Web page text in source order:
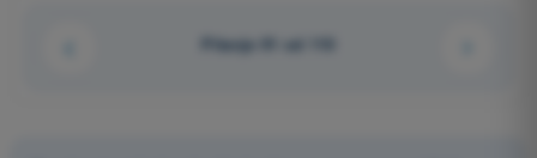
Pitanje 91 od 110